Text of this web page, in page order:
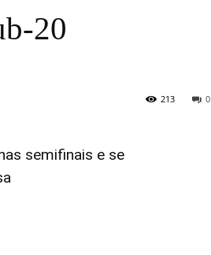
20
0
213
semifinais e se